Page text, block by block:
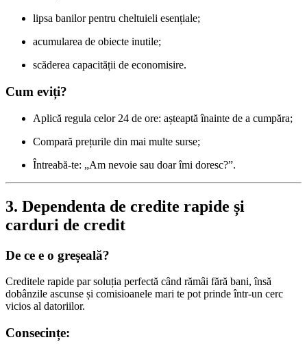
lipsa banilor pentru cheltuieli esențiale;
acumularea de obiecte inutile;
scăderea capacității de economisire.
Cum eviți?
Aplică regula celor 24 de ore: așteaptă înainte de a cumpăra;
Compară prețurile din mai multe surse;
Întreabă-te: „Am nevoie sau doar îmi doresc?”.
3. Dependenta de credite rapide și
carduri de credit
De ce e o greșeală?
Creditele rapide par soluția perfectă când rămâi fără bani, însă
dobânzile ascunse și comisioanele mari te pot prinde într-un cerc
vicios al datoriilor.
Consecințe: